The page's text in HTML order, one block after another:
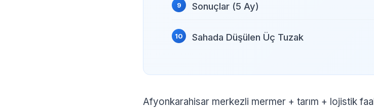
Sonuçlar (5 Ay)
Sahada Düşülen Üç Tuzak
Afyonkarahisar merkezli mermer + tarım + lojistik